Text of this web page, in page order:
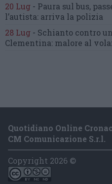
20 Lug - Paura sul bus,
l’autista: arriva la polizia
28 Lug - Schianto contro
Clementina: malore al
Quotidiano Online
CM Comunicazione S.r.l.
Copyright 2026 ©